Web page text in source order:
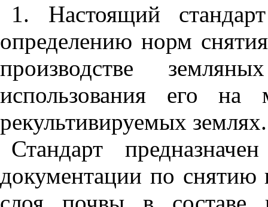
1. Настоящий
определению норм
производстве
использования его на
рекультивируемых землях.
Стандарт
документации по снятию